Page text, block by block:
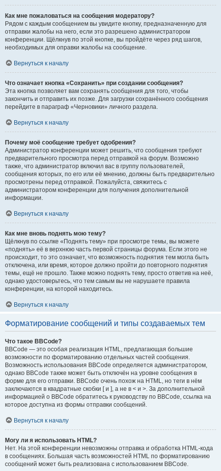
Как мне пожаловаться на сообщения модератору?
Рядом с каждым сообщением вы увидите кнопку, предназначенную для
отправки жалобы на него, если это разрешено администратором
конференции. Щёлкнув по этой кнопке, вы пройдёте через ряд шагов,
необходимых для оправки жалобы на сообщение.
Вернуться к началу
Что означает кнопка «Сохранить» при создании сообщения?
Эта кнопка позволяет вам сохранять сообщения для того, чтобы
закончить и отправить их позже. Для загрузки сохранённого сообщения
перейдите в параграф «Черновики» личного раздела.
Вернуться к началу
Почему моё сообщение требует одобрения?
Администратор конференции может решить, что сообщения требуют
предварительного просмотра перед отправкой на форум. Возможно
также, что администратор включил вас в группу пользователей,
сообщения которых, по его или её мнению, должны быть предварительно
просмотрены перед отправкой. Пожалуйста, свяжитесь с
администратором конференции для получения дополнительной
информации.
Вернуться к началу
Как мне вновь поднять мою тему?
Щёлкнув по ссылке «Поднять тему» при просмотре темы, вы можете
«поднять» её в верхнюю часть первой страницы форума. Если этого не
происходит, то это означает, что возможность поднятия тем могла быть
отключена, или время, которое должно пройти до повторного поднятия
темы, ещё не прошло. Также можно поднять тему, просто ответив на неё,
однако удостоверьтесь, что тем самым вы не нарушаете правила
конференции, на которой находитесь.
Вернуться к началу
Форматирование сообщений и типы создаваемых тем
Что такое BBCode?
BBCode — это особая реализация HTML, предлагающая большие
возможности по форматированию отдельных частей сообщения.
Возможность использования BBCode определяется администратором,
однако BBCode также может быть отключён на уровне сообщения в
форме для его отправки. BBCode очень похож на HTML, но теги в нём
заключаются в квадратные скобки [ и ], а не в < и >. За дополнительной
информацией о BBCode обратитесь к руководству по BBCode, ссылка на
которое доступна из формы отправки сообщений.
Вернуться к началу
Могу ли я использовать HTML?
Нет. На этой конференции невозможны отправка и обработка HTML-кода
в сообщениях. Большая часть возможностей HTML по форматированию
сообщений может быть реализована с использованием BBCode.